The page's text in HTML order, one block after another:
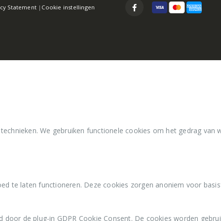
Statement | Cookie instellingen
We gebruiken functionele cookies om het gedrag
te laten functioneren. Deze cookies zorgen anoniem voor
door de plug-in GDPR Cookie Consent. De cookies worden